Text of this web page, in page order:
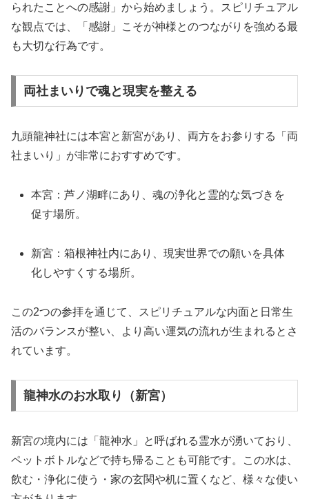
られたことへの感謝」から始めましょう。スピリチュアル
な観点では、「感謝」こそが神様とのつながりを強める最
も大切な行為です。
両社まいりで魂と現実を整える
九頭龍神社には本宮と新宮があり、両方をお参りする「両
社まいり」が非常におすすめです。
本宮：芦ノ湖畔にあり、魂の浄化と霊的な気づきを
促す場所。
新宮：箱根神社内にあり、現実世界での願いを具体
化しやすくする場所。
この2つの参拝を通じて、スピリチュアルな内面と日常生
活のバランスが整い、より高い運気の流れが生まれるとさ
れています。
龍神水のお水取り（新宮）
新宮の境内には「龍神水」と呼ばれる霊水が湧いており、
ペットボトルなどで持ち帰ることも可能です。この水は、
飲む・浄化に使う・家の玄関や机に置くなど、様々な使い